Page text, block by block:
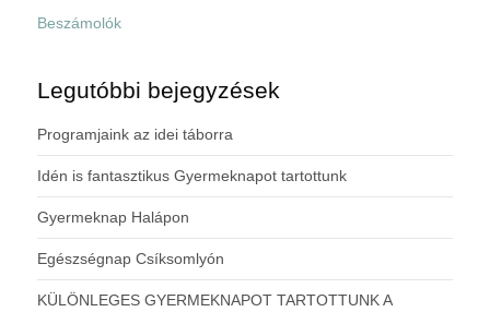
Beszámolók
Legutóbbi bejegyzések
Programjaink az idei táborra
Idén is fantasztikus Gyermeknapot tartottunk
Gyermeknap Halápon
Egészségnap Csíksomlyón
KÜLÖNLEGES GYERMEKNAPOT TARTOTTUNK A